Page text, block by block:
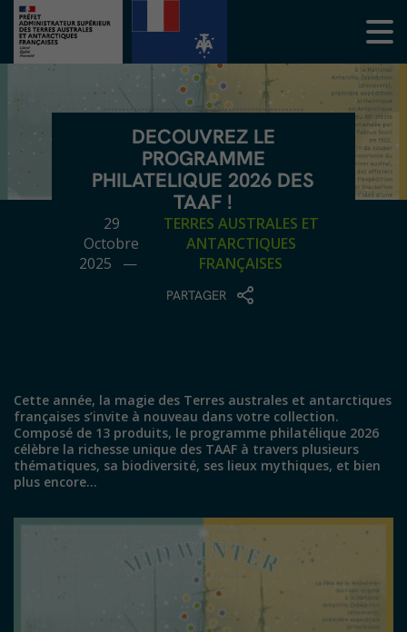
DECOUVREZ LE
PROGRAMME
PHILATELIQUE 2026 DES
TAAF !
29
Octobre
2025 —
TERRES AUSTRALES ET
ANTARCTIQUES
FRANÇAISES
PARTAGER
Cette année, la magie des Terres australes et antarctiques
françaises s’invite à nouveau dans votre collection.
Composé de 13 produits, le programme philatélique 2026
célèbre la richesse unique des TAAF à travers plusieurs
thématiques, sa biodiversité, ses lieux mythiques, et bien
plus encore…